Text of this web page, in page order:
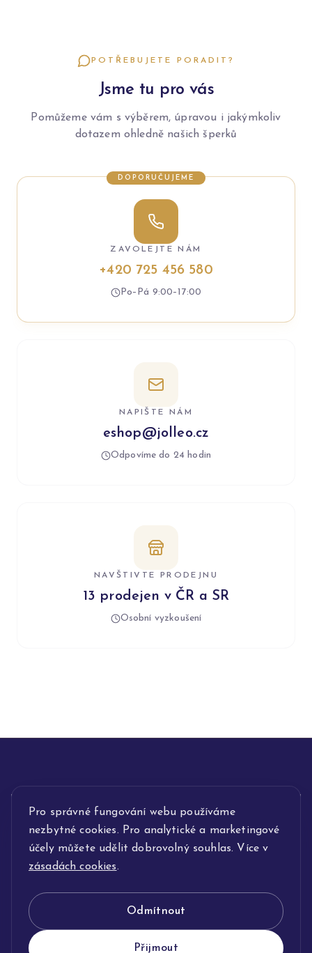
Pro správné fungování webu používáme
nezbytné cookies. Pro analytické a marketingové
účely můžete udělit dobrovolný souhlas. Více v
zásadách cookies.
Odmítnout
Přijmout
POTŘEBUJETE PORADIT?
Jsme tu pro vás
Pomůžeme vám s výběrem, úpravou i jakýmkoliv
dotazem ohledně našich šperků
DOPORUČUJEME
ZAVOLEJTE NÁM
+420 725 456 580
Po–Pá 9:00–17:00
NAPIŠTE NÁM
eshop@jolleo.cz
Odpovíme do 24 hodin
NAVŠTIVTE PRODEJNU
13 prodejen v ČR a SR
Osobní vyzkoušení
INFORMACE
POPIS SLUŽEB
KLENOTNICTVÍ JOLLEO